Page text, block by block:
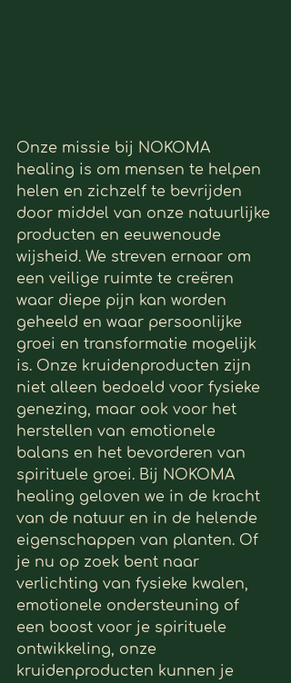
Onze missie bij NOKOMA
healing is om mensen te helpen
helen en zichzelf te bevrijden
door middel van onze natuurlijke
producten en eeuwenoude
wijsheid. We streven ernaar om
een veilige ruimte te creëren
waar diepe pijn kan worden
geheeld en waar persoonlijke
groei en transformatie mogelijk
is. Onze kruidenproducten zijn
niet alleen bedoeld voor fysieke
genezing, maar ook voor het
herstellen van emotionele
balans en het bevorderen van
spirituele groei. Bij NOKOMA
healing geloven we in de kracht
van de natuur en in de helende
eigenschappen van planten. Of
je nu op zoek bent naar
verlichting van fysieke kwalen,
emotionele ondersteuning of
een boost voor je spirituele
ontwikkeling, onze
kruidenproducten kunnen je